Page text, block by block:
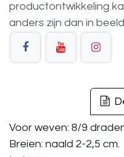
productontwikkeling
anders zijn dan in beeld
Voor weven: 8/9
Breien: naald 2-2,5 cm.